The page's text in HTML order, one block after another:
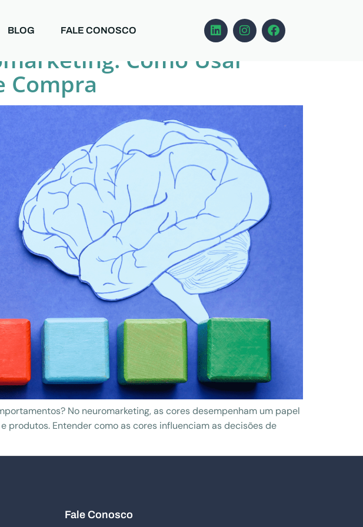
BLOG FALE CONOSCO
Como Usar
Compra
No neuromarketing, as cores desempenham um papel
Entender como as cores influenciam as decisões de
Fale Conosco